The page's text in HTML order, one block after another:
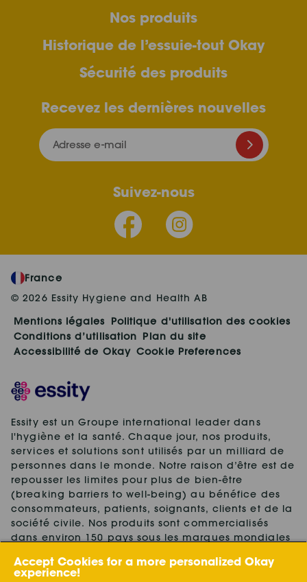
Nos produits
Historique de l’essuie-tout Okay
Sécurité des produits
Recevez les dernières nouvelles
Adresse e-mail
Suivez-nous
France
© 2026 Essity Hygiene and Health AB
Mentions légales
Politique d'utilisation des cookies
Conditions d’utilisation Plan du site
Accessibilité de Okay Cookie Preferences
Essity est un Groupe international leader dans
l'hygiène et la santé. Chaque jour, nos produits,
services et solutions sont utilisés par un milliard de
personnes dans le monde. Notre raison d’être est de
repousser les limites pour plus de bien-être
(breaking barriers to well-being) au bénéfice des
consommateurs, patients, soignants, clients et de la
société civile. Nos produits sont commercialisés
dans environ 150 pays sous les marques mondiales
fortes, telles que Actimove, Cutimed, JOBST, Knix,
Accept Cookies for a more personalized Okay
experience!